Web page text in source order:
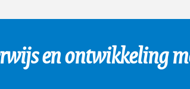
en ontwikkeling